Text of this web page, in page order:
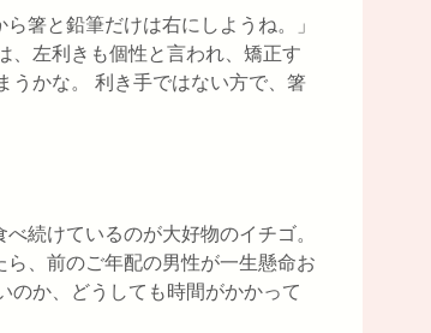
箸と鉛筆だけは右にしようね。」
、左利きも個性と言われ、矯正す
うかな。 利き手ではない方で、箸
続けているのが大好物のイチゴ。
、前のご年配の男性が一生懸命お
のか、どうしても時間がかかって